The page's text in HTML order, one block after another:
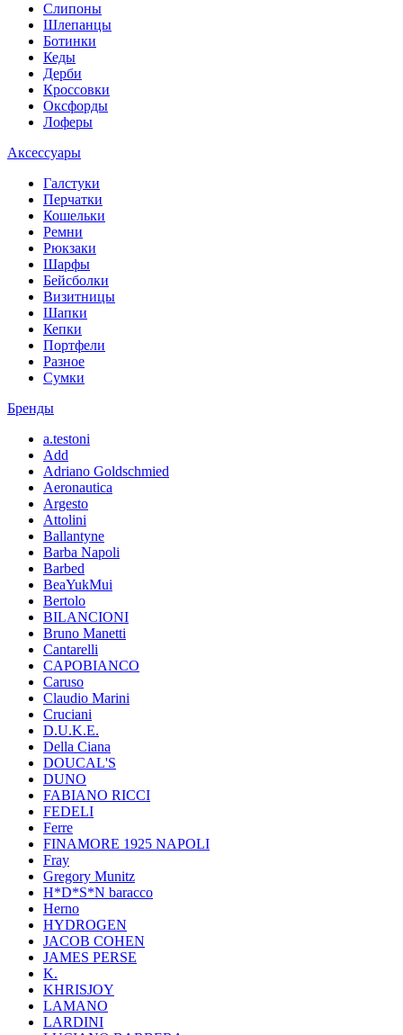
Слипоны
Шлепанцы
Ботинки
Кеды
Дерби
Кроссовки
Оксфорды
Лоферы
Аксессуары
Галстуки
Перчатки
Кошельки
Ремни
Рюкзаки
Шарфы
Бейсболки
Визитницы
Шапки
Кепки
Портфели
Разное
Сумки
Бренды
a.testoni
Add
Adriano Goldschmied
Aeronautica
Argesto
Attolini
Ballantyne
Barba Napoli
Barbed
BeaYukMui
Bertolo
BILANCIONI
Bruno Manetti
Cantarelli
CAPOBIANCO
Caruso
Claudio Marini
Cruciani
D.U.K.E.
Della Ciana
DOUCAL'S
DUNO
FABIANO RICCI
FEDELI
Ferre
FINAMORE 1925 NAPOLI
Fray
Gregory Munitz
H*D*S*N baracco
Herno
HYDROGEN
JACOB COHEN
JAMES PERSE
K.
KHRISJOY
LAMANO
LARDINI